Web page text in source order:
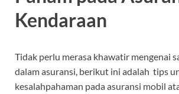
Kendaraan
Tidak perlu merasa khawatir mengenai
dalam asuransi, berikut ini adalah tips
kesalahpahaman pada asuransi mobil